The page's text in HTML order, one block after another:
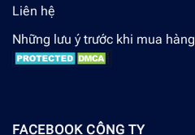
Liên hệ
Những lưu ý trước khi mua hàng
FACEBOOK CÔNG TY